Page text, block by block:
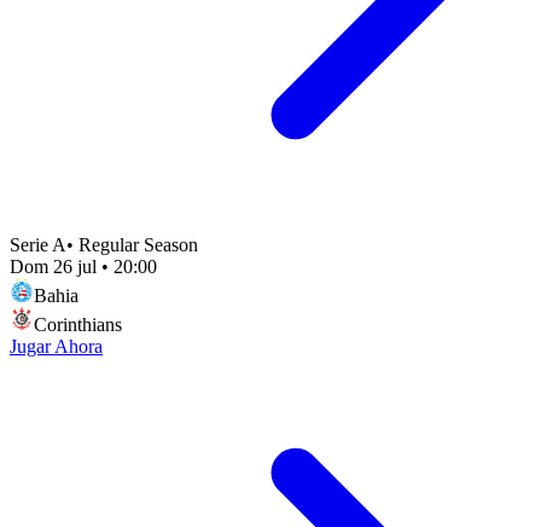
Serie A• Regular Season
Dom 26 jul • 20:00
Bahia
Corinthians
Jugar Ahora